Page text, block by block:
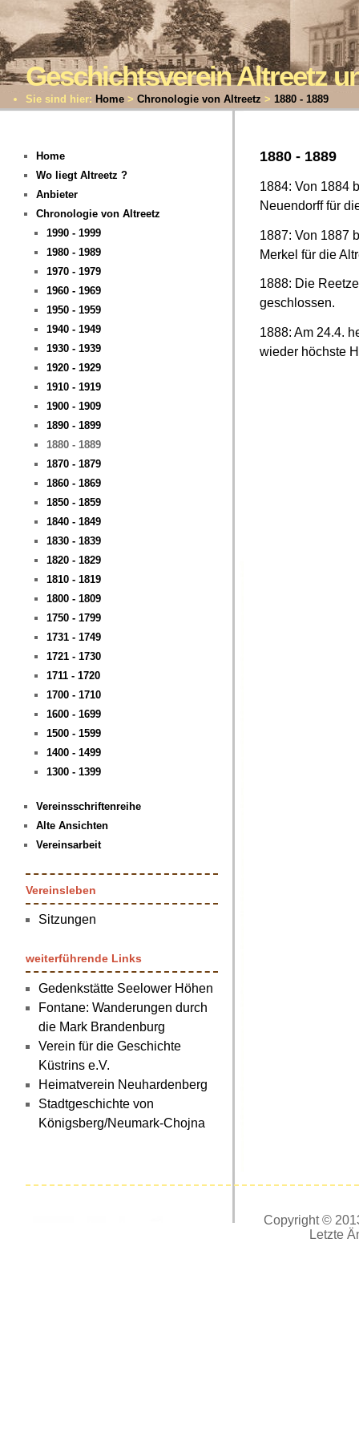
Geschichtsverein Altreetz
Sie sind hier: Home > Chronologie von Altreetz > 1880 - 1889
Home
Wo liegt Altreetz ?
Anbieter
Chronologie von Altreetz
1990 - 1999
1980 - 1989
1970 - 1979
1960 - 1969
1950 - 1959
1940 - 1949
1930 - 1939
1920 - 1929
1910 - 1919
1900 - 1909
1890 - 1899
1880 - 1889
1870 - 1879
1860 - 1869
1850 - 1859
1840 - 1849
1830 - 1839
1820 - 1829
1810 - 1819
1800 - 1809
1750 - 1799
1731 - 1749
1721 - 1730
1711 - 1720
1700 - 1710
1600 - 1699
1500 - 1599
1400 - 1499
1300 - 1399
Vereinsschriftenreihe
Alte Ansichten
Vereinsarbeit
Vereinsleben
Sitzungen
weiterführende Links
Gedenkstätte Seelower Höhen
Fontane: Wanderungen durch
die Mark Brandenburg
Verein für die Geschichte
Küstrins e.V.
Heimatverein Neuhardenberg
Stadtgeschichte von
Königsberg/Neumark-Chojna
1880 - 1889
1884: Von 1884
Neuendorff für
1887: Von 1887
Merkel für die
1888: Die
geschlossen.
1888: Am 24.4.
wieder höchste
Copyright ©
Letzte